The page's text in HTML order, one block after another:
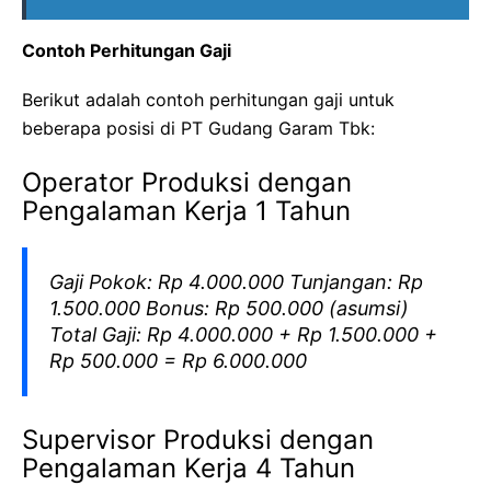
Contoh Perhitungan Gaji
Berikut adalah contoh perhitungan gaji untuk
beberapa posisi di PT Gudang Garam Tbk:
Operator Produksi dengan
Pengalaman Kerja 1 Tahun
Gaji Pokok: Rp 4.000.000 Tunjangan: Rp
1.500.000 Bonus: Rp 500.000 (asumsi)
Total Gaji: Rp 4.000.000 + Rp 1.500.000 +
Rp 500.000 = Rp 6.000.000
Supervisor Produksi dengan
Pengalaman Kerja 4 Tahun